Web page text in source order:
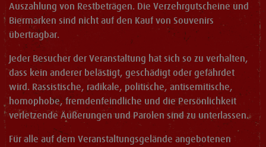
Auszahlung von Restbeträgen. Die Verzehrgutscheine und
Biermarken sind nicht auf den Kauf von Souvenirs
übertragbar.
Jeder Besucher der Veranstaltung hat sich so zu verhalten,
dass kein anderer belästigt, geschädigt oder gefährdet
wird. Rassistische, radikale, politische, antisemitische,
homophobe, fremdenfeindliche und die Persönlichkeit
verletzende Äußerungen und Parolen sind zu unterlassen.
Für alle auf dem Veranstaltungsgelände angebotenen